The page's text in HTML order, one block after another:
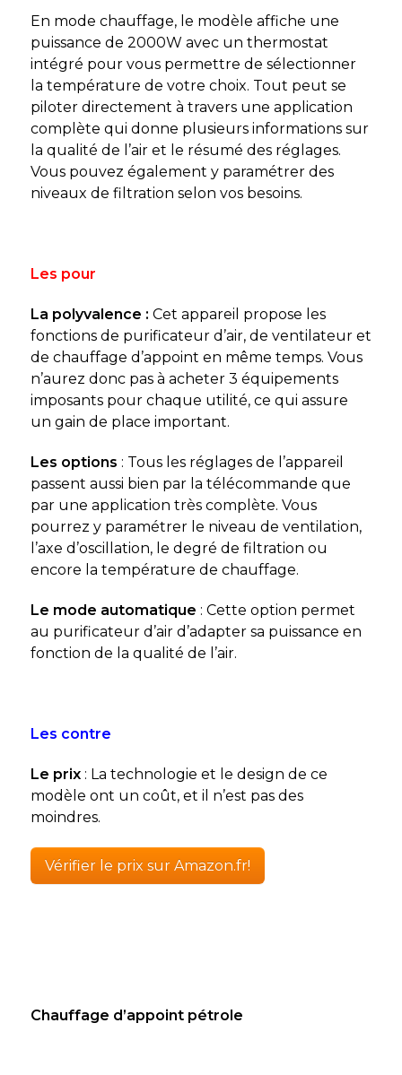
En mode chauffage, le modèle affiche une
puissance de 2000W avec un thermostat
intégré pour vous permettre de sélectionner
la température de votre choix. Tout peut se
piloter directement à travers une application
complète qui donne plusieurs informations sur
la qualité de l’air et le résumé des réglages.
Vous pouvez également y paramétrer des
niveaux de filtration selon vos besoins.
Les pour
La polyvalence : Cet appareil propose les
fonctions de purificateur d’air, de ventilateur et
de chauffage d’appoint en même temps. Vous
n’aurez donc pas à acheter 3 équipements
imposants pour chaque utilité, ce qui assure
un gain de place important.
Les options : Tous les réglages de l’appareil
passent aussi bien par la télécommande que
par une application très complète. Vous
pourrez y paramétrer le niveau de ventilation,
l’axe d’oscillation, le degré de filtration ou
encore la température de chauffage.
Le mode automatique : Cette option permet
au purificateur d’air d’adapter sa puissance en
fonction de la qualité de l’air.
Les contre
Le prix: La technologie et le design de ce
modèle ont un coût, et il n’est pas des
moindres.
Vérifier le prix sur Amazon.fr!
Chauffage d’appoint pétrole